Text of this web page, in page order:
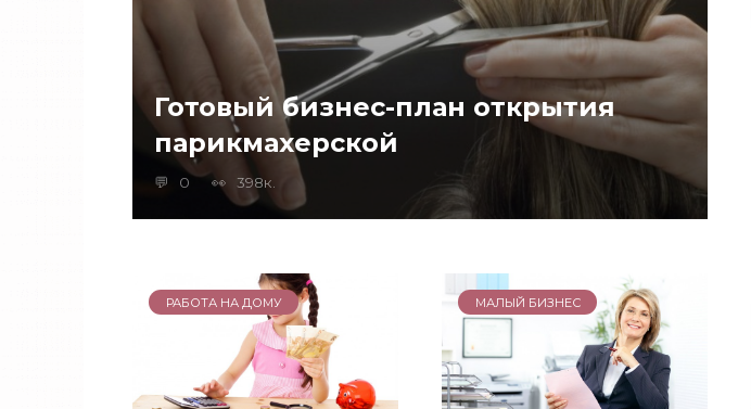
Готовый бизнес-план открытия
парикмахерской
0 398к.
РАБОТА НА ДОМУ МАЛЫЙ БИЗНЕС